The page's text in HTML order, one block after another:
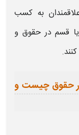
به کسب
قسم در حقوق و
حقوق چیست و